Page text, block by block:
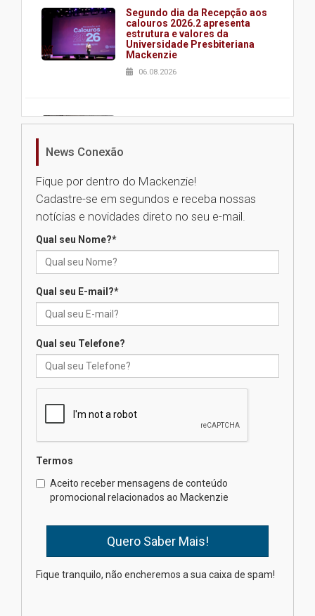
Segundo dia da Recepção aos
calouros 2026.2 apresenta
estrutura e valores da
Universidade Presbiteriana
Mackenzie
06.08.2026
Nova apresentação do Centro
Universidade Mackenzie
realizará nova edição da Feira
das novas tecnologias em
calouros do segundo semestre
04.08.2026
Brasília prepara seus
estudantes para o PAS antes
mesmo do Ensino Médio
na educação dos filhos além da
News Conexão
Fique por dentro do Mackenzie!
Cadastre-se em segundos e receba nossas
notícias e novidades direto no seu e-mail.
Qual seu Nome?*
Qual seu E-mail?*
Qual seu Telefone?
Termos
Aceito receber mensagens de conteúdo
promocional relacionados ao Mackenzie
Fique tranquilo, não encheremos a sua caixa de spam!